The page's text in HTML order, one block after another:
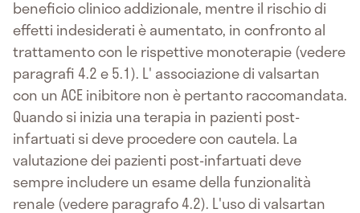
beneficio clinico addizionale, mentre il rischio di
effetti indesiderati è aumentato, in confronto al
trattamento con le rispettive monoterapie (vedere
paragrafi 4.2 e 5.1). L' associazione di valsartan
con un ACE inibitore non è pertanto raccomandata.
Quando si inizia una terapia in pazienti post-
infartuati si deve procedere con cautela. La
valutazione dei pazienti post-infartuati deve
sempre includere un esame della funzionalità
renale (vedere paragrafo 4.2). L'uso di valsartan